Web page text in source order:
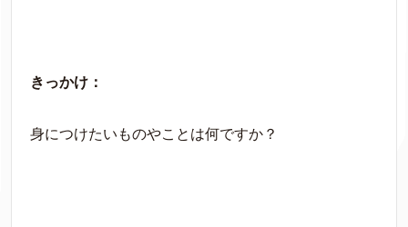
きっかけ：
身につけたいものやことは何ですか？